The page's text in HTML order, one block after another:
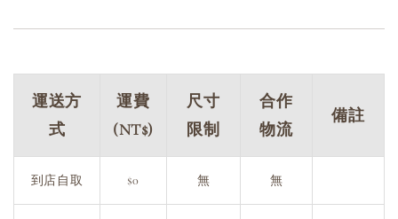
運送方
式
運費
(NT$)
尺寸
限制
合作
物流
備註
到店自取 $0 無 無